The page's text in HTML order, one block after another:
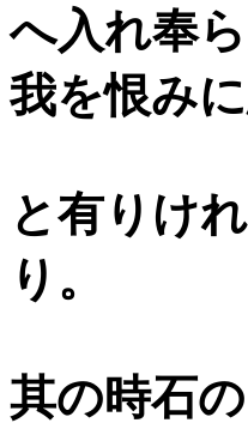
へ入れ奉
我を恨み
と有りけ
り。
其の時石